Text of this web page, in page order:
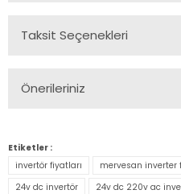
Taksit Seçenekleri
Önerileriniz
konularda yetersiz gördüğünüz
kullanarak tarafımıza
Görüş ve önerileriniz için
Etiketler :
invertör fiyatları
mervesan inverter
24v dc invertör
24v dc 220v ac